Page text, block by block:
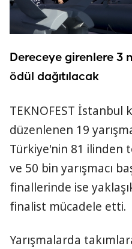
Dereceye girenlere 3
ödül dağıtılacak
TEKNOFEST İstanbul
düzenlenen 19
Türkiye'nin 81 ilinden
ve 50 bin yarışmacı
finallerinde ise
finalist mücadele etti.
Yarışmalarda